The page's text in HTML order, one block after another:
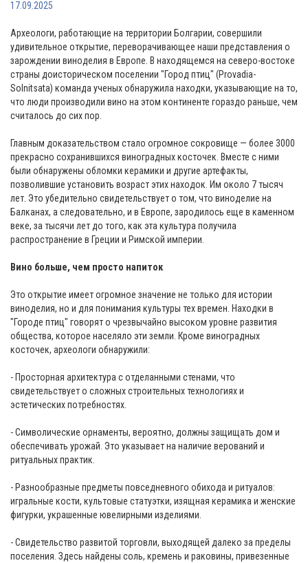
17.09.2025
Археологи, работающие на территории Болгарии, совершили
удивительное открытие, переворачивающее наши представления о
зарождении виноделия в Европе. В находящемся на северо-востоке
страны доисторическом поселении "Город птиц" (Provadia-
Solnitsata) команда ученых обнаружила находки, указывающие на то,
что люди производили вино на этом континенте гораздо раньше, чем
считалось до сих пор.
Главным доказательством стало огромное сокровище — более 3000
прекрасно сохранившихся виноградных косточек. Вместе с ними
были обнаружены обломки керамики и другие артефакты,
позволившие установить возраст этих находок. Им около 7 тысяч
лет. Это убедительно свидетельствует о том, что виноделие на
Балканах, а следовательно, и в Европе, зародилось еще в каменном
веке, за тысячи лет до того, как эта культура получила
распространение в Греции и Римской империи.
Вино больше, чем просто напиток
Это открытие имеет огромное значение не только для истории
виноделия, но и для понимания культуры тех времен. Находки в
"Городе птиц" говорят о чрезвычайно высоком уровне развития
общества, которое населяло эти земли. Кроме виноградных
косточек, археологи обнаружили:
- Просторная архитектура с отделанными стенами, что
свидетельствует о сложных строительных технологиях и
эстетических потребностях.
- Символические орнаменты, вероятно, должны защищать дом и
обеспечивать урожай. Это указывает на наличие верований и
ритуальных практик.
- Разнообразные предметы повседневного обихода и ритуалов:
игральные кости, культовые статуэтки, изящная керамика и женские
фигурки, украшенные ювелирными изделиями.
- Свидетельство развитой торговли, выходящей далеко за пределы
поселения. Здесь найдены соль, кремень и раковины, привезенные